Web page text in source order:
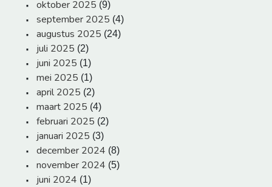
oktober 2025 (9)
september 2025 (4)
augustus 2025 (24)
juli 2025 (2)
juni 2025 (1)
mei 2025 (1)
april 2025 (2)
maart 2025 (4)
februari 2025 (2)
januari 2025 (3)
december 2024 (8)
november 2024 (5)
juni 2024 (1)